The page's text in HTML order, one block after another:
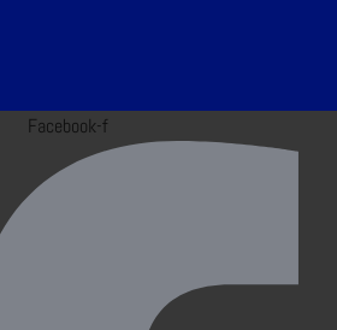
Facebook-f